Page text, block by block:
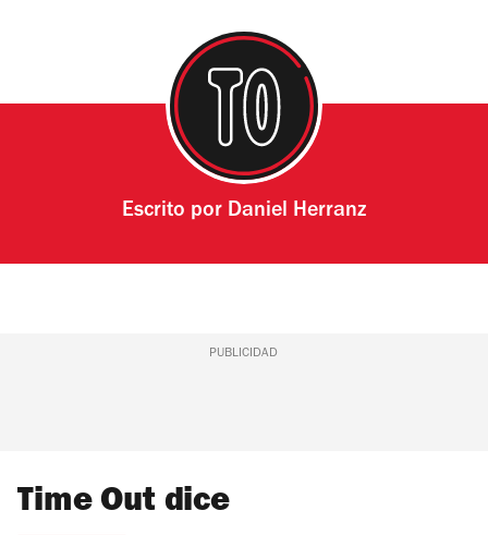
Escrito por Daniel Herranz
PUBLICIDAD
Time Out dice